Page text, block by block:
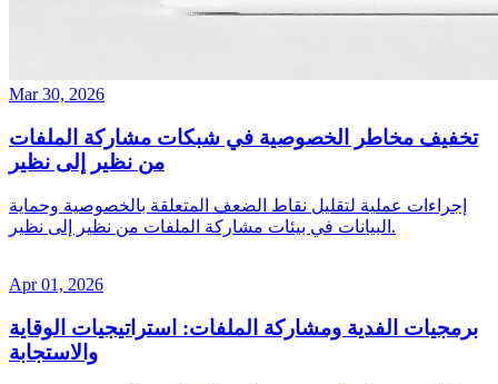
Mar 30, 2026
تخفيف مخاطر الخصوصية في شبكات مشاركة الملفات
من نظير إلى نظير
إجراءات عملية لتقليل نقاط الضعف المتعلقة بالخصوصية وحماية
البيانات في بيئات مشاركة الملفات من نظير إلى نظير.
Apr 01, 2026
برمجيات الفدية ومشاركة الملفات: استراتيجيات الوقاية
والاستجابة